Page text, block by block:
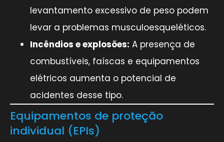
levantamento excessivo de peso podem
levar a problemas musculoesqueléticos.
Incêndios e explosões: A presença de
combustíveis, faíscas e equipamentos
elétricos aumenta o potencial de
acidentes desse tipo.
Equipamentos de proteção
individual (EPIs)